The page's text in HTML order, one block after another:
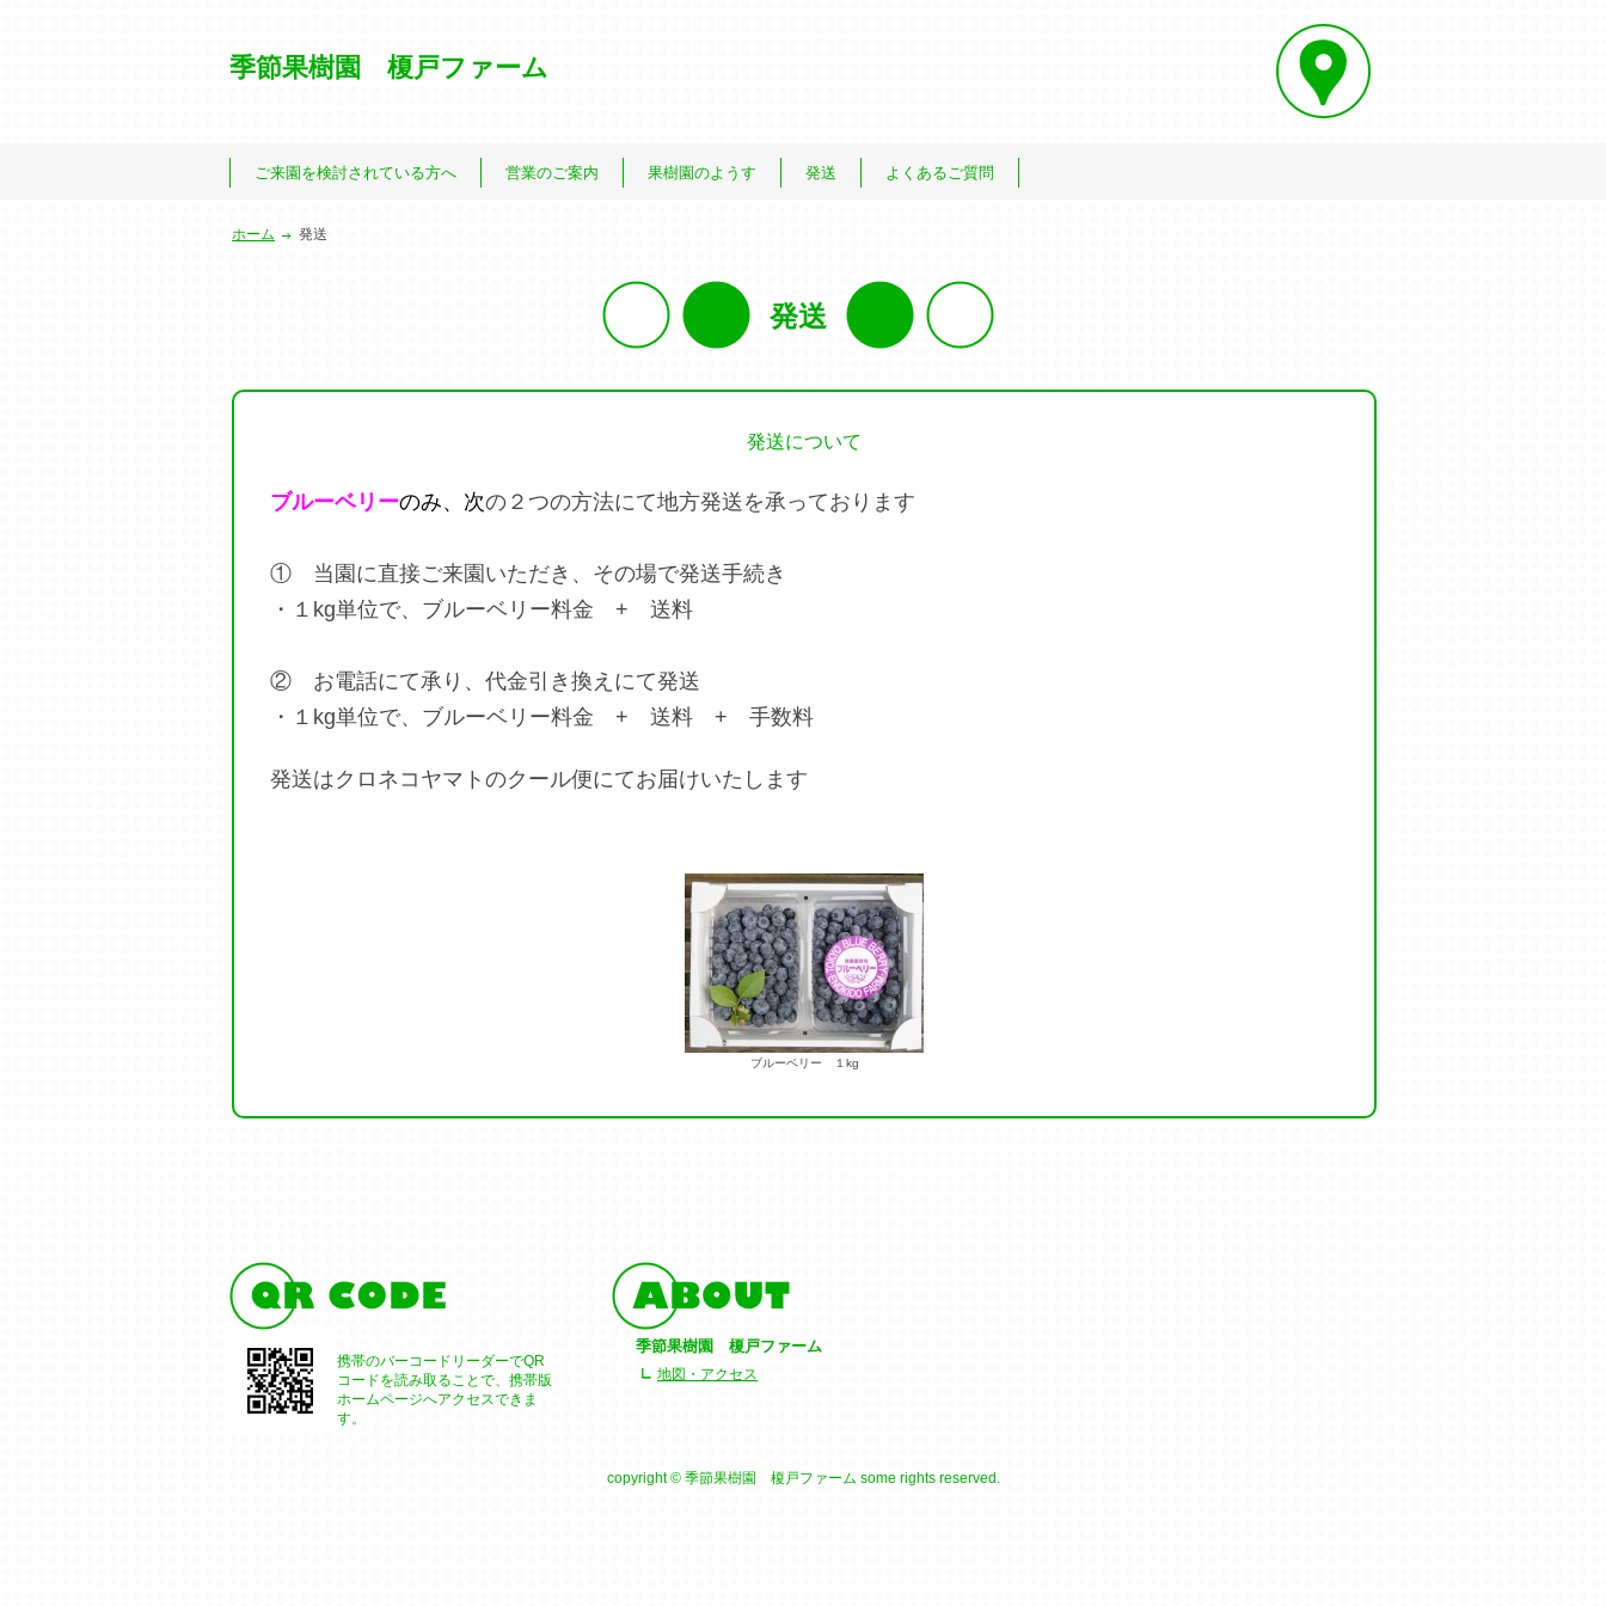
季節果樹園 榎戸ファーム
ご来園を検討されている方へ 営業のご案内 果樹園のようす 発送 よくあるご質問
ホーム 発送
発送
発送について
ブルーベリーのみ、次の２つの方法にて地方発送を承っております
① 当園に直接ご来園いただき、その場で発送手続き
・１kg単位で、ブルーベリー料金 + 送料
② お電話にて承り、代金引き換えにて発送
・１kg単位で、ブルーベリー料金 + 送料 + 手数料
発送はクロネコヤマトのクール便にてお届けいたします
ブルーベリー １kg
携帯のバーコードリーダーでQR
コードを読み取ることで、携帯版
ホームページへアクセスできま
す。
季節果樹園 榎戸ファーム
地図・アクセス
copyright © 季節果樹園 榎戸ファーム some rights reserved.